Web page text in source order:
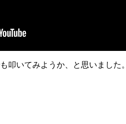
叩いてみようか、と思いました。